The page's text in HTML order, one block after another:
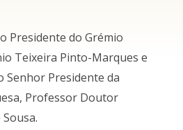
Presidente do Grémio
Teixeira Pinto-Marques e
Senhor Presidente da
Professor Doutor